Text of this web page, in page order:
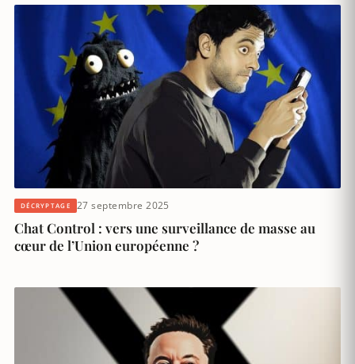
DÉCRYPTAGE 27 septembre 2025
Chat Control : vers une surveillance de masse au
cœur de l’Union européenne ?